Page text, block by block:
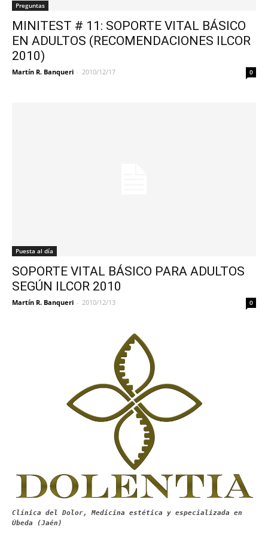
Preguntas
MINITEST # 11: SOPORTE VITAL BÁSICO
EN ADULTOS (RECOMENDACIONES ILCOR
2010)
Martín R. Banqueri - 2010/12/17 0
Puesta al día
SOPORTE VITAL BÁSICO PARA ADULTOS
SEGÚN ILCOR 2010
Martín R. Banqueri - 2010/12/13 0
Clínica del Dolor, Medicina estética y especializada en
Úbeda (Jaén)